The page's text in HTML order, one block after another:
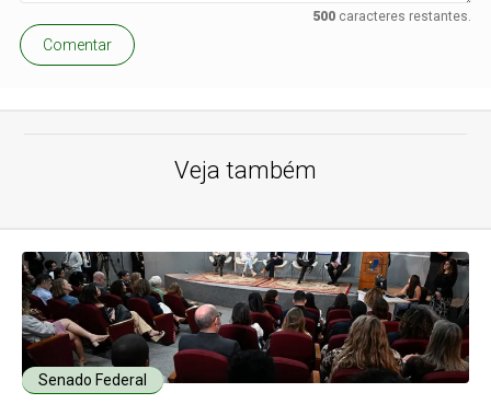
500caracteres restantes.
Comentar
Veja também
Senado Federal